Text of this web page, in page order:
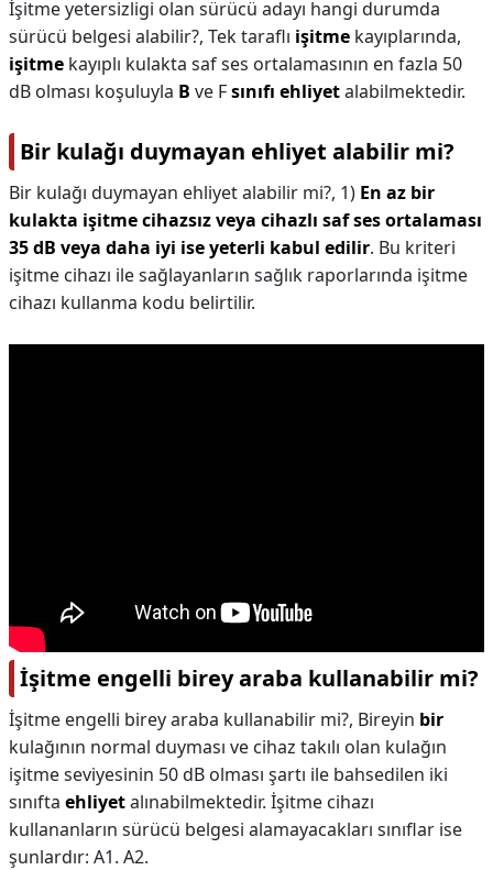
İşitme yetersizligi olan sürücü adayı hangi durumda
sürücü belgesi alabilir?, Tek taraflı işitme kayıplarında,
işitme kayıplı kulakta saf ses ortalamasının en fazla 50
dB olması koşuluyla B ve Fsınıfı ehliyetalabilmektedir.
Bir kulağı duymayan ehliyet alabilir mi?
Bir kulağı duymayan ehliyet alabilir mi?, 1) En az bir
kulakta işitme cihazsız veya cihazlı saf ses ortalaması
35 dB veya daha iyi ise yeterli kabul edilir. Bu kriteri
işitme cihazı ile sağlayanların sağlık raporlarında işitme
cihazı kullanma kodu belirtilir.
İşitme engelli birey araba kullanabilir mi?
İşitme engelli birey araba kullanabilir mi?, Bireyin bir
kulağının normal duyması ve cihaz takılı olan kulağın
işitme seviyesinin 50 dB olması şartı ile bahsedilen iki
sınıfta ehliyetalınabilmektedir. İşitme cihazı
kullananların sürücü belgesi alamayacakları sınıflar ise
şunlardır: A1. A2.